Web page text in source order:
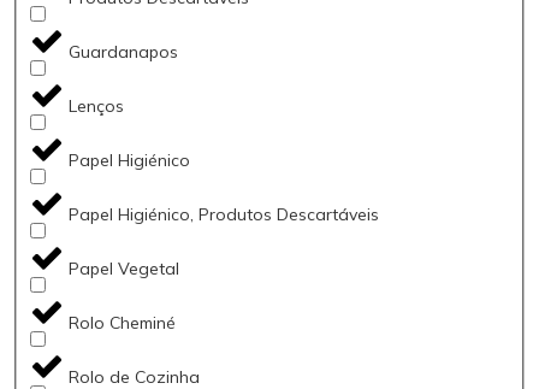
Guardanapos
Lenços
Papel Higiénico
Papel Higiénico, Produtos Descartáveis
Papel Vegetal
Rolo Cheminé
Rolo de Cozinha